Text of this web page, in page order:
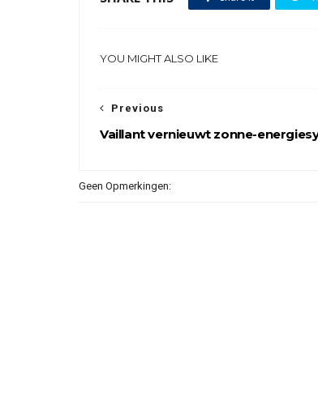
YOU MIGHT ALSO LIKE
Previous
Vaillant vernieuwt zonne-
Geen Opmerkingen: